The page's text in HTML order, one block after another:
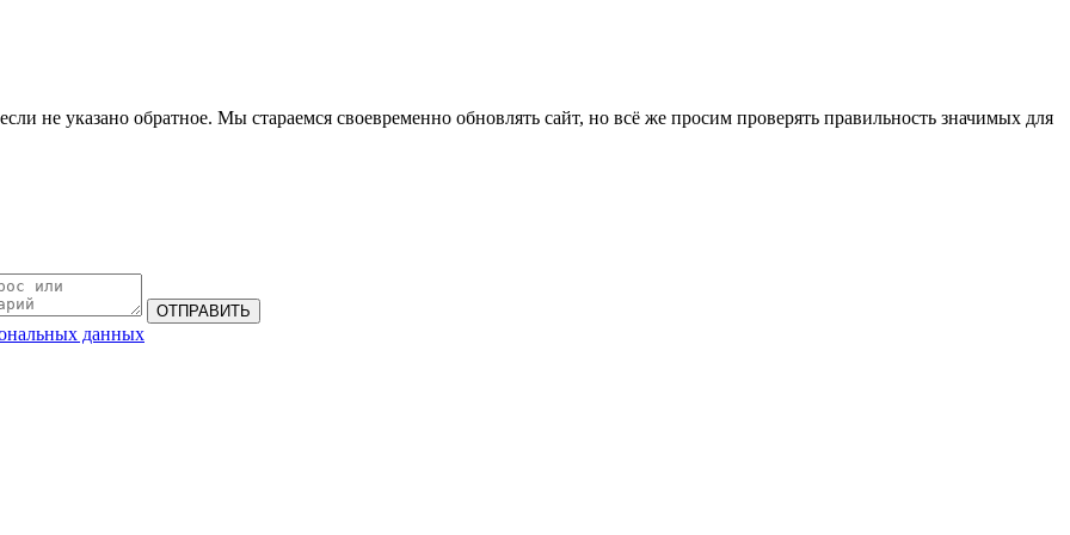
не указано обратное. Мы стараемся своевременно обновлять сайт, но всё же просим проверять правильность значимых для
данных